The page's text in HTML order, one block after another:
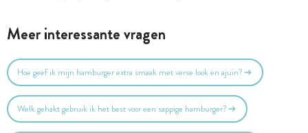
Meer interessante vragen
Hoe geef ik mijn hamburger extra smaak met verse look en ajuin?
Welk gehakt gebruik ik het best voor een sappige hamburger?